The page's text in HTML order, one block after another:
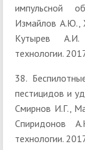
импульсной
Измайлов А.Ю.,
Кутырев А.И.
технологии.
38.
пестицидов и
Смирнов И.Г.,
Спиридонов
технологии.